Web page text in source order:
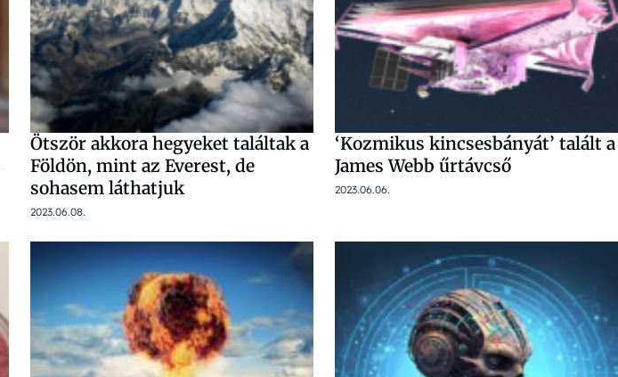
Ötször akkora hegyeket találtak a
Földön, mint az Everest, de
sohasem láthatjuk
2023.06.08.
‘Kozmikus kincsesbányát’ talált a
James Webb űrtávcső
2023.06.06.